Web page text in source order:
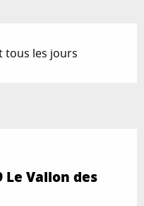
tous les jours
Le Vallon des